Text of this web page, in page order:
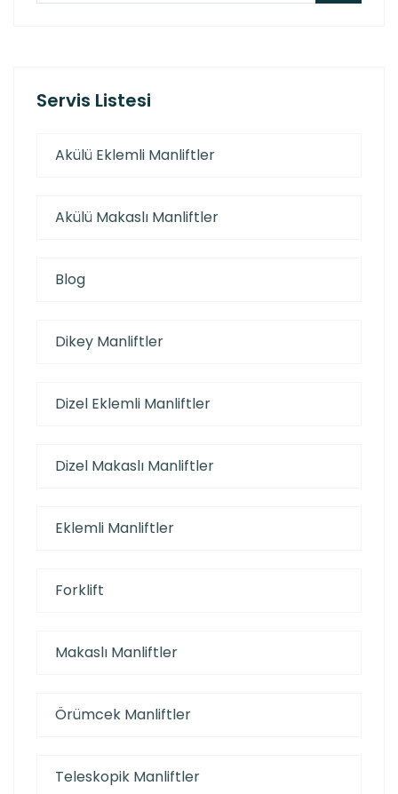
Servis Listesi
Akülü Eklemli Manliftler
Akülü Makaslı Manliftler
Blog
Dikey Manliftler
Dizel Eklemli Manliftler
Dizel Makaslı Manliftler
Eklemli Manliftler
Forklift
Makaslı Manliftler
Örümcek Manliftler
Teleskopik Manliftler